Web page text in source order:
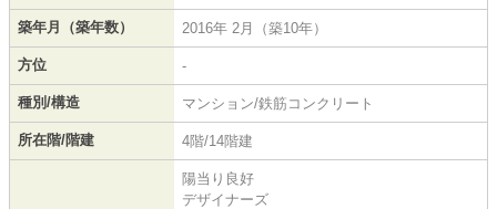
築年月（築年数） 2016年 2月（築10年）
方位 -
種別/構造 マンション/鉄筋コンクリート
所在階/階建 4階/14階建
陽当り良好
デザイナーズ